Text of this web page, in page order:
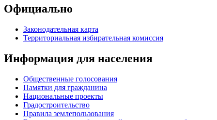
Официально
Законодательная карта
Территориальная избирательная комиссия
Информация для населения
Общественные голосования
Памятки для гражданина
Национальные проекты
Градостроительство
Правила землепользования